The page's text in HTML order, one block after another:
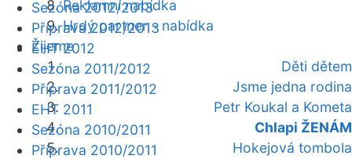
Reklamní nabídka
Hrdý partner - nabídka
Žijeme
Děti dětem
Jsme jedna rodina
Petr Koukal a Kometa
Chlapi ŽENÁM
Hokejová tombola
Sezóna 2012/2013
Příprava 2012/2013
EHT 2012
Sezóna 2011/2012
Příprava 2011/2012
EHT 2011
Sezóna 2010/2011
Příprava 2010/2011